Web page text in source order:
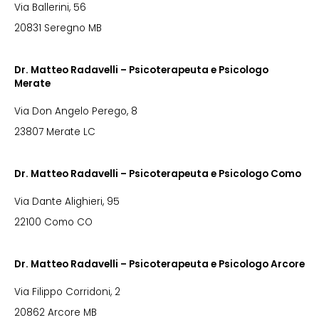
Via Ballerini, 56
20831 Seregno MB
Dr. Matteo Radavelli – Psicoterapeuta e Psicologo
Merate
Via Don Angelo Perego, 8
23807 Merate LC
Dr. Matteo Radavelli – Psicoterapeuta e Psicologo Como
Via Dante Alighieri, 95
22100 Como CO
Dr. Matteo Radavelli – Psicoterapeuta e Psicologo Arcore
Via Filippo Corridoni, 2
20862 Arcore MB